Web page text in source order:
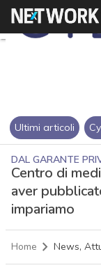
Ultimi articoli
DAL GARANTE
Centro di
aver
impariamo
Home News,